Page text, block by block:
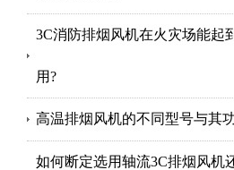
3C消防排烟风机在火灾场能起
用?
高温排烟风机的不同型号与其
如何断定选用轴流3C排烟风机